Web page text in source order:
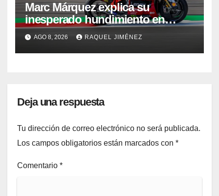
Marc Márquez explica su
inesperado hundimiento en
Silverstone: “Fue una carrera de
supervivencia”
AGO 8, 2026 RAQUEL JIMÉNEZ
Deja una respuesta
Tu dirección de correo electrónico no será publicada.
Los campos obligatorios están marcados con *
Comentario *